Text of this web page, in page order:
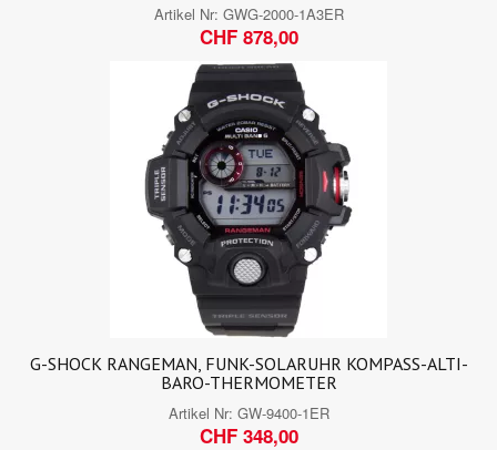
Artikel Nr: GWG-2000-1A3ER
CHF 878,00
G-SHOCK RANGEMAN, FUNK-SOLARUHR KOMPASS-ALTI-
BARO-THERMOMETER
Artikel Nr: GW-9400-1ER
CHF 348,00